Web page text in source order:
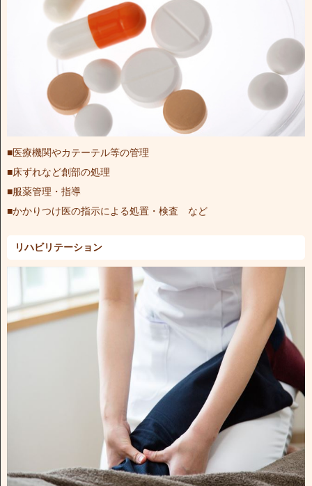
■医療機関やカテーテル等の管理
■床ずれなど創部の処理
■服薬管理・指導
■かかりつけ医の指示による処置・検査 など
リハビリテーション